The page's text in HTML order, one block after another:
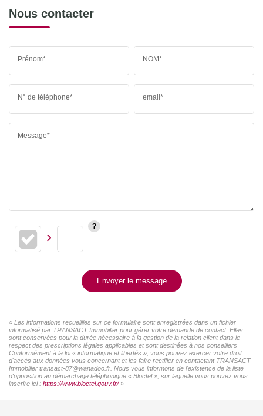
Nous contacter
Prénom* NOM*
N° de téléphone* email*
Message*
Envoyer le message
« Les informations recueillies sur ce formulaire sont enregistrées dans un fichier
informatisé par TRANSACT Immobilier pour gérer votre demande de contact. Elles
sont conservées pour la durée nécessaire à la gestion de la relation client dans le
respect des prescriptions légales applicables et sont destinées à nos conseillers
Conformément à la loi « informatique et libertés », vous pouvez exercer votre droit
d'accès aux données vous concernant et les faire rectifier en contactant TRANSACT
Immobilier transact-87@wanadoo.fr. Nous vous informons de l'existence de la liste
d'opposition au démarchage téléphonique « Bloctel », sur laquelle vous pouvez vous
inscrire ici : https://www.bloctel.gouv.fr/»